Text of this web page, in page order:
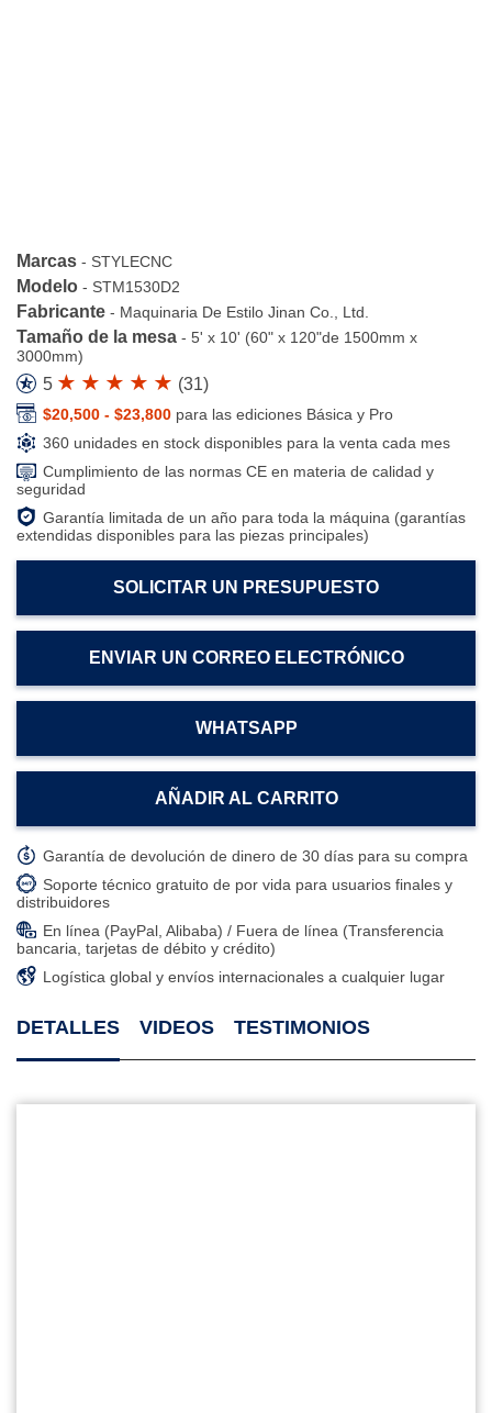
Marcas - STYLECNC
Modelo - STM1530D2
Fabricante - Maquinaria De Estilo Jinan Co., Ltd.
Tamaño de la mesa - 5' x 10' (60" x 120"de 1500mm x
3000mm)
5 (31)
$20,500 - $23,800 para las ediciones Básica y Pro
360 unidades en stock disponibles para la venta cada mes
Cumplimiento de las normas CE en materia de calidad y
seguridad
Garantía limitada de un año para toda la máquina (garantías
extendidas disponibles para las piezas principales)
SOLICITAR UN PRESUPUESTO
ENVIAR UN CORREO ELECTRÓNICO
WHATSAPP
AÑADIR AL CARRITO
Garantía de devolución de dinero de 30 días para su compra
Soporte técnico gratuito de por vida para usuarios finales y
distribuidores
En línea (PayPal, Alibaba) / Fuera de línea (Transferencia
bancaria, tarjetas de débito y crédito)
Logística global y envíos internacionales a cualquier lugar
DETALLES VIDEOS TESTIMONIOS